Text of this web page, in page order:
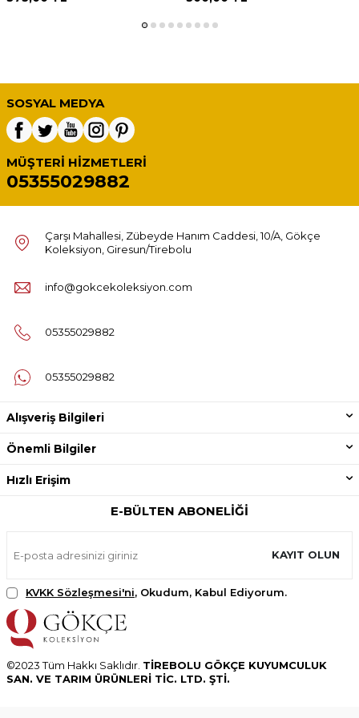
SOSYAL MEDYA
MÜŞTERI HIZMETLERI
05355029882
Çarşı Mahallesi, Zübeyde Hanım Caddesi, 10/A, Gökçe
Koleksiyon, Giresun/Tirebolu
info@gokcekoleksiyon.com
05355029882
05355029882
Alışveriş Bilgileri
Önemli Bilgiler
Hızlı Erişim
E-BÜLTEN ABONELIĞI
KAYIT OLUN
KVKK Sözleşmesi'ni, Okudum, Kabul Ediyorum.
©2023 Tüm Hakkı Saklıdır. TİREBOLU GÖKÇE KUYUMCULUK
SAN. VE TARIM ÜRÜNLERİ TİC. LTD. ŞTİ.